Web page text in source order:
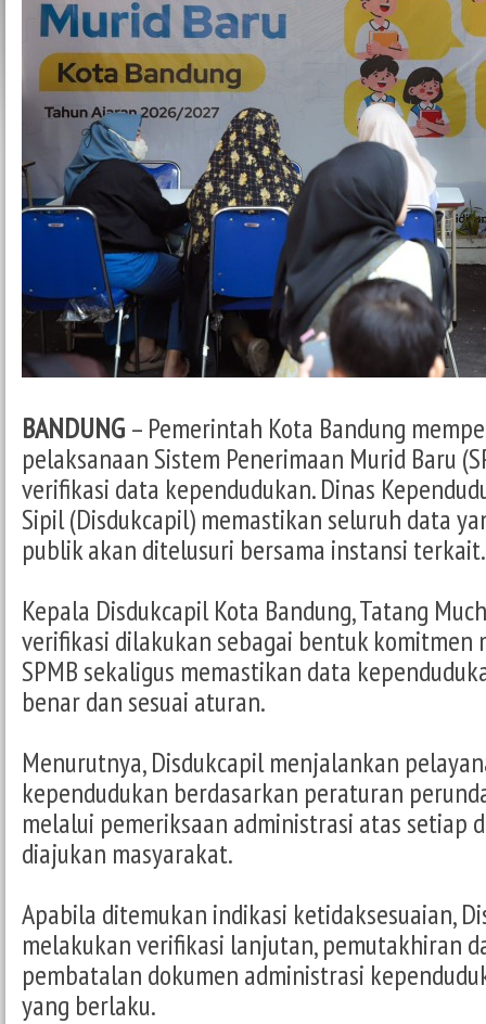
BANDUNG – Pemerintah Kota Bandung
pelaksanaan Sistem Penerimaan Murid Baru
verifikasi data kependudukan. Dinas
Sipil (Disdukcapil) memastikan seluruh data
publik akan ditelusuri bersama instansi terkait.
Kepala Disdukcapil Kota Bandung, Tatang
verifikasi dilakukan sebagai bentuk komitmen
SPMB sekaligus memastikan data
benar dan sesuai aturan.
Menurutnya, Disdukcapil menjalankan
kependudukan berdasarkan peraturan
melalui pemeriksaan administrasi atas setiap
diajukan masyarakat.
Apabila ditemukan indikasi ketidaksesuaian,
melakukan verifikasi lanjutan, pemutakhiran
pembatalan dokumen administrasi
yang berlaku.